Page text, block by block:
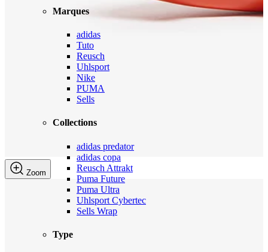
Marques
adidas
Tuto
Reusch
Uhlsport
Nike
PUMA
Sells
Collections
adidas predator
adidas copa
Reusch Attrakt
Puma Future
Puma Ultra
Uhlsport Cybertec
Sells Wrap
Type
Zoom